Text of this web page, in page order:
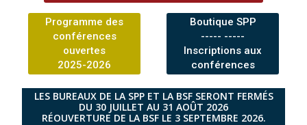
Programme des
conférences
ouvertes
2025-2026
Boutique SPP
----- -----
Inscriptions aux
conférences
LES BUREAUX DE LA SPP ET LA BSF SERONT FERMÉS
DU 30 JUILLET AU 31 AOÛT 2026
RÉOUVERTURE DE LA BSF LE 3 SEPTEMBRE 2026.